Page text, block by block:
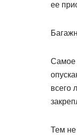
ее
Самое
всего
Тем не